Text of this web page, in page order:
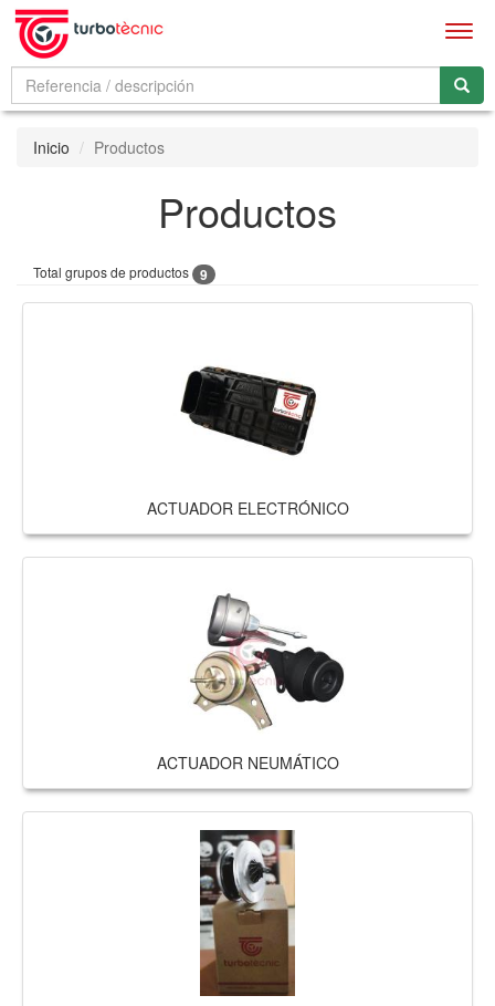
Inicio Productos
Productos
Total grupos de productos 9
ACTUADOR ELECTRÓNICO
ACTUADOR NEUMÁTICO